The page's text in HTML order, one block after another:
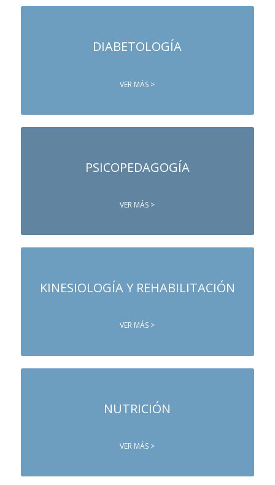
DIABETOLOGÍA
VER MÁS >
PSICOPEDAGOGÍA
VER MÁS >
KINESIOLOGÍA Y REHABILITACIÓN
VER MÁS >
NUTRICIÓN
VER MÁS >